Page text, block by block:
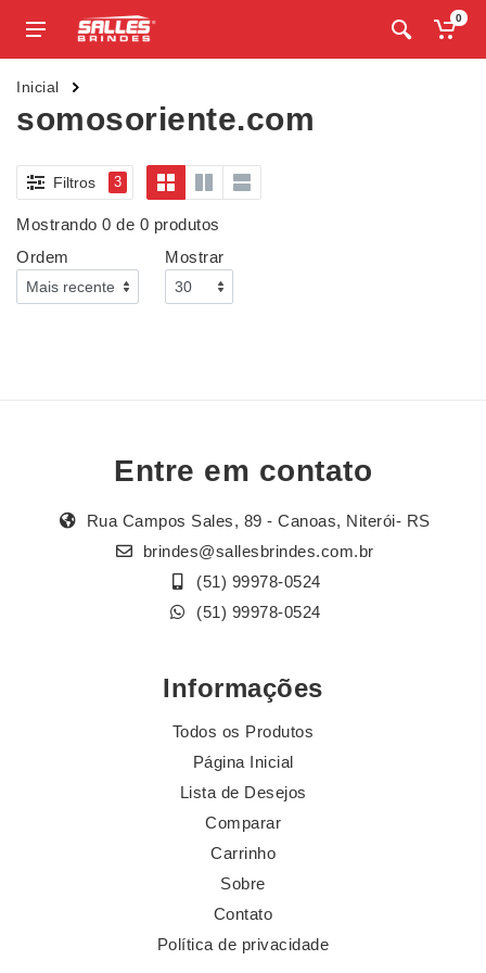
0
Inicial
somosoriente.com
Filtros 3
Mostrando 0 de 0 produtos
Ordem
Mostrar
Entre em contato
Rua Campos Sales, 89 - Canoas, Niterói- RS
brindes@sallesbrindes.com.br
(51) 99978-0524
(51) 99978-0524
Informações
Todos os Produtos
Página Inicial
Lista de Desejos
Comparar
Carrinho
Sobre
Contato
Política de privacidade